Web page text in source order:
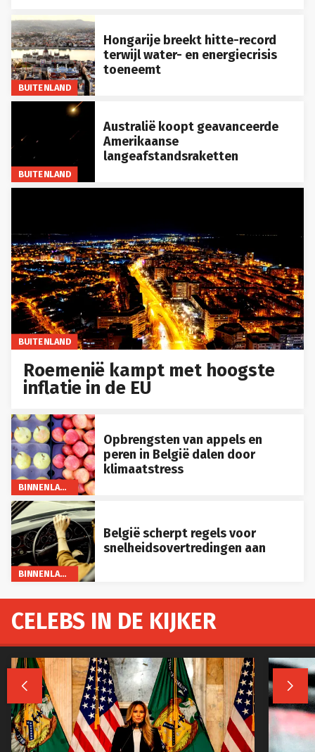
BUITENLAND
Hongarije breekt hitte-record
terwijl water- en energiecrisis
toeneemt
BUITENLAND
Australië koopt geavanceerde
Amerikaanse
langeafstandsraketten
BUITENLAND
Roemenië kampt met hoogste
inflatie in de EU
BINNENLAND
Opbrengsten van appels en
peren in België dalen door
klimaatstress
BINNENLAND
België scherpt regels voor
snelheidsovertredingen aan
CELEBS IN DE KIJKER
 